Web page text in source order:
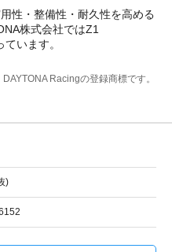
性・整備性・耐久性を高める
株式会社ではZ1
います。
Racingの登録商標です。
)